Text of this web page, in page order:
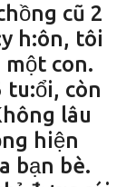
cũ 2
h:ôn, tôi
con.
tu:ổi, còn
lâu
hiện
bạn bè.